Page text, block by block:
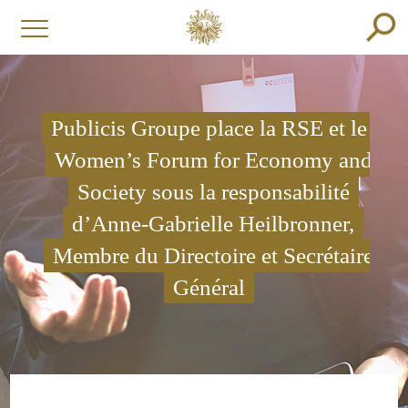
Publicis Groupe place la RSE et le
Women’s Forum for Economy and
Society sous la responsabilité
d’Anne-Gabrielle Heilbronner,
Membre du Directoire et Secrétaire
Général